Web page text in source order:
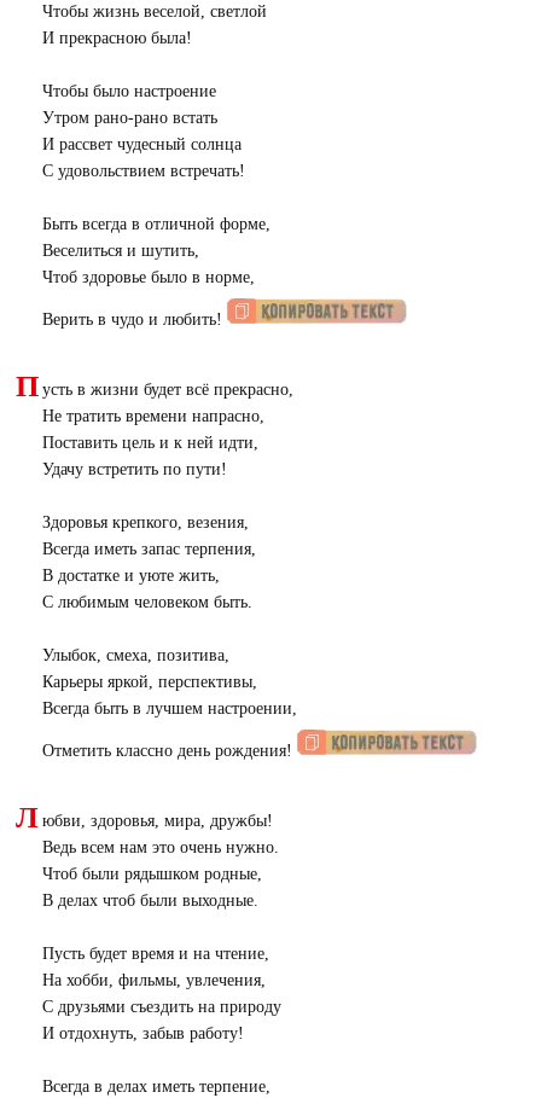
Чтобы жизнь веселой, светлой
И прекрасною была!
Чтобы было настроение
Утром рано-рано встать
И рассвет чудесный солнца
С удовольствием встречать!
Быть всегда в отличной форме,
Веселиться и шутить,
Чтоб здоровье было в норме,
Верить в чудо и любить!
П усть в жизни будет всё прекрасно,
Не тратить времени напрасно,
Поставить цель и к ней идти,
Удачу встретить по пути!
Здоровья крепкого, везения,
Всегда иметь запас терпения,
В достатке и уюте жить,
С любимым человеком быть.
Улыбок, смеха, позитива,
Карьеры яркой, перспективы,
Всегда быть в лучшем настроении,
Отметить классно день рождения!
Л юбви, здоровья, мира, дружбы!
Ведь всем нам это очень нужно.
Чтоб были рядышком родные,
В делах чтоб были выходные.
Пусть будет время и на чтение,
На хобби, фильмы, увлечения,
С друзьями съездить на природу
И отдохнуть, забыв работу!
Всегда в делах иметь терпение,